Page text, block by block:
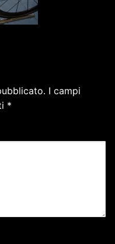
I campi
*